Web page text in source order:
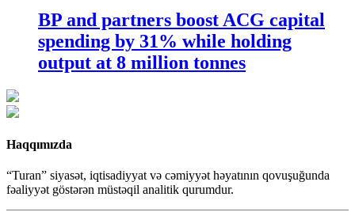
BP and partners boost ACG capital
spending by 31% while holding
output at 8 million tonnes
Haqqımızda
“Turan” siyasət, iqtisadiyyat və cəmiyyət həyatının qovuşuğunda
fəaliyyət göstərən müstəqil analitik qurumdur.